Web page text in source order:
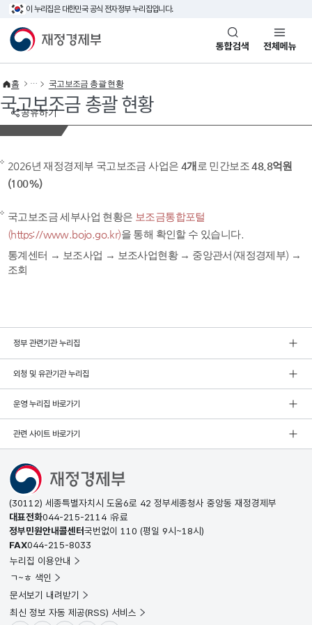
이 누리집은 대한민국 공식 전자정부 누리집입니다.
재정경제부(www.mofe.go.kr)통합검색 전체메뉴
공유하기
홈 국고보조금 총괄 현황
국고보조금 총괄 현황
2026년 재정경제부 국고보조금 사업은 4개 로 민간보조48.8억원
(100%)
국고보조금 세부사업 현황은 보조금통합포털
(https://www.bojo.go.kr)을 통해 확인할 수 있습니다.
통계센터 → 보조사업 → 보조사업현황 → 중앙관서(재정경제부) →
조회
정부 관련기관 누리집
외청 및 유관기관 누리집
운영 누리집 바로가기
관련 사이트 바로가기
(30112) 세종특별자치시 도움6로 42 정부세종청사 중앙동 재정경제부
대표전화044-215-2114 유료
정부민원안내콜센터국번없이 110 (평일 9시~18시)
FAX044-215-8033
누리집 이용안내
ㄱ~ㅎ 색인
문서보기 내려받기
최신 정보 자동 제공(RSS) 서비스